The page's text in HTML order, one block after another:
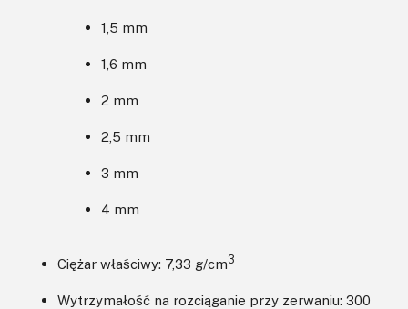
1,5 mm
1,6 mm
2 mm
2,5 mm
3 mm
4 mm
Ciężar właściwy: 7,33 g/cm3
Wytrzymałość na rozciąganie przy zerwaniu: 300